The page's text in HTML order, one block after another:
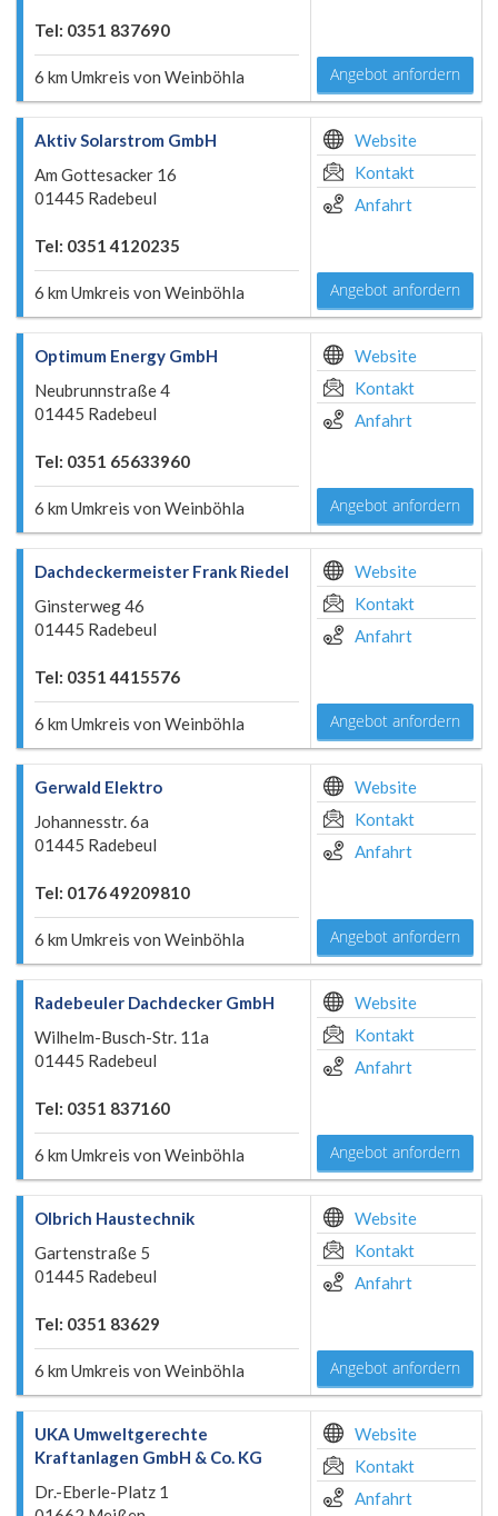
Tel: 0351 837690
6 km Umkreis von Weinböhla Angebot anfordern
Aktiv Solarstrom GmbH
Am Gottesacker 16
01445 Radebeul
Tel: 0351 4120235
6 km Umkreis von Weinböhla
Website
Kontakt
Anfahrt
Angebot anfordern
Optimum Energy GmbH
Neubrunnstraße 4
01445 Radebeul
Tel: 0351 65633960
6 km Umkreis von Weinböhla
Website
Kontakt
Anfahrt
Angebot anfordern
Dachdeckermeister Frank Riedel
Ginsterweg 46
01445 Radebeul
Tel: 0351 4415576
6 km Umkreis von Weinböhla
Website
Kontakt
Anfahrt
Angebot anfordern
Gerwald Elektro
Johannesstr. 6a
01445 Radebeul
Tel: 0176 49209810
6 km Umkreis von Weinböhla
Website
Kontakt
Anfahrt
Angebot anfordern
Radebeuler Dachdecker GmbH
Wilhelm-Busch-Str. 11a
01445 Radebeul
Tel: 0351 837160
6 km Umkreis von Weinböhla
Website
Kontakt
Anfahrt
Angebot anfordern
Olbrich Haustechnik
Gartenstraße 5
01445 Radebeul
Tel: 0351 83629
6 km Umkreis von Weinböhla
Website
Kontakt
Anfahrt
Angebot anfordern
UKA Umweltgerechte
Kraftanlagen GmbH & Co. KG
Dr.-Eberle-Platz 1
Website
Kontakt
Anfahrt